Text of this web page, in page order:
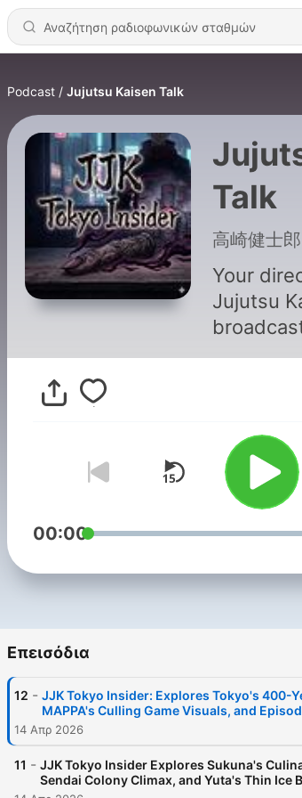
Podcast Jujutsu Kaisen Talk
Talk
高崎健士郎
Your
Jujutsu
Tokyo.
series
sources
world
Tokyo
anime
local
chats
podcast:
https://
-
00:00
Επεισόδια
12 - JJK Tokyo Insider: Explores Tokyo's 400-
MAPPA's Culling Game Visuals, and
14 Απρ 2026
11 - JJK Tokyo Insider Explores Sukuna's
Sendai Colony Climax, and Yuta's Thin Ice